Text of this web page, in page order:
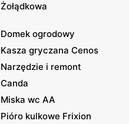
Żołądkowa
Domek ogrodowy
Kasza gryczana Cenos
Narzędzie i remont
Canda
Miska wc AA
Pióro kulkowe Frixion